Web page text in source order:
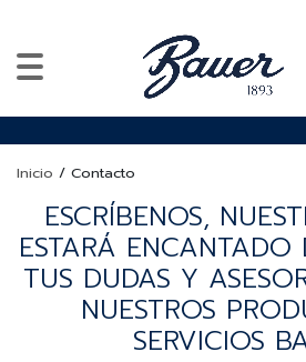
Inicio / Contacto
ESCRÍBENOS,
ESTARÁ ENCANTADO
TUS DUDAS Y
NUESTROS
SERVICIOS